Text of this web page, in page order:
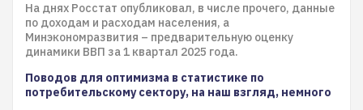
На днях Росстат опубликовал, в числе прочего, данные
по доходам и расходам населения, а
Минэкономразвития – предварительную оценку
динамики ВВП за 1 квартал 2025 года.
Поводов для оптимизма в статистике по
потребительскому сектору, на наш взгляд, немного